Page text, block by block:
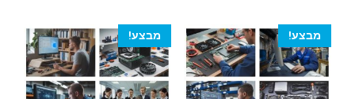
450.00 ₪.
300.00 ₪.
מבצע! מבצע!